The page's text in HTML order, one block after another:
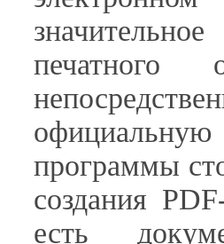
печатного
официальную
программы
создания
есть